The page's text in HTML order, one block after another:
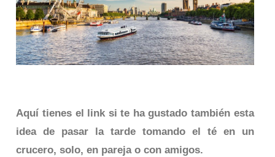
Aquí tienes el link si te ha gustado también esta
idea de pasar la tarde tomando el té en un
crucero, solo, en pareja o con amigos.